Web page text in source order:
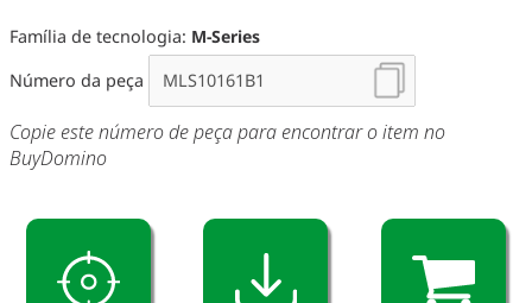
Família de tecnologia: M-Series
Número da peça
Copie este número de peça para encontrar o item no
BuyDomino